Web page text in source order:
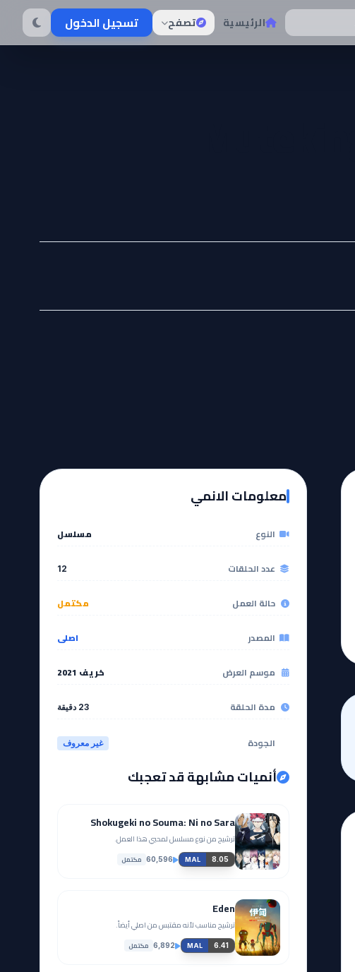
الرئيسية تصفح تسجيل الدخول
معلومات الانمي
النوع مسلسل
عدد الحلقات 12
حالة العمل مكتمل
المصدر اصلي
موسم العرض خريف 2021
مدة الحلقة 23 دقيقة
الجودة غير معروف
أنميات مشابهة قد تعجبك
Shokugeki no Souma: Ni no Sara
ترشيح من نوع مسلسل لمحبي هذا العمل.
MAL 8.05
60,596 مكتمل
Eden
ترشيح مناسب لأنه مقتبس من اصلي أيضاً.
MAL 6.41
6,892 مكتمل